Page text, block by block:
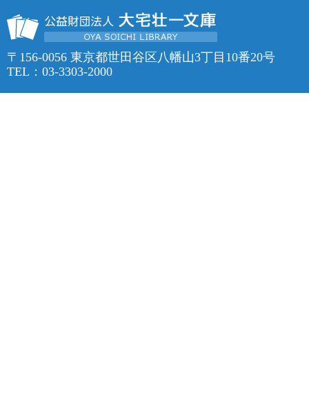
〒156-0056 東京都世田谷区八幡山3丁目10番20号
TEL：03-3303-2000